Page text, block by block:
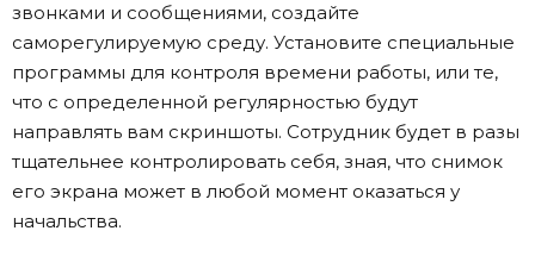
звонками и сообщениями, создайте
саморегулируемую среду. Установите специальные
программы для контроля времени работы, или те,
что с определенной регулярностью будут
направлять вам скриншоты. Сотрудник будет в разы
тщательнее контролировать себя, зная, что снимок
его экрана может в любой момент оказаться у
начальства.